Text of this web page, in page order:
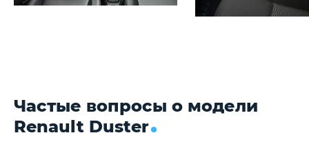
Частые вопросы о модели
Renault Duster